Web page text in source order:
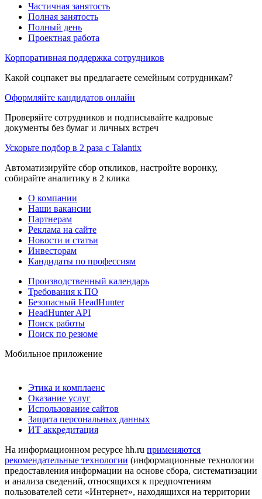
Частичная занятость
Полная занятость
Полный день
Проектная работа
Корпоративная поддержка сотрудников
Какой соцпакет вы предлагаете семейным сотрудникам?
Оформляйте кандидатов онлайн
Проверяйте сотрудников и подписывайте кадровые
документы без бумаг и личных встреч
Ускорьте подбор в 2 раза с Talantix
Автоматизируйте сбор откликов, настройте воронку,
собирайте аналитику в 2 клика
О компании
Наши вакансии
Партнерам
Реклама на сайте
Новости и статьи
Инвесторам
Кандидаты по профессиям
Производственный календарь
Требования к ПО
Безопасный HeadHunter
HeadHunter API
Поиск работы
Поиск по резюме
Мобильное приложение
Этика и комплаенс
Оказание услуг
Использование сайтов
Защита персональных данных
ИТ аккредитация
На информационном ресурсе hh.ru применяются
рекомендательные технологии (информационные технологии
предоставления информации на основе сбора, систематизации
и анализа сведений, относящихся к предпочтениям
пользователей сети «Интернет», находящихся на территории